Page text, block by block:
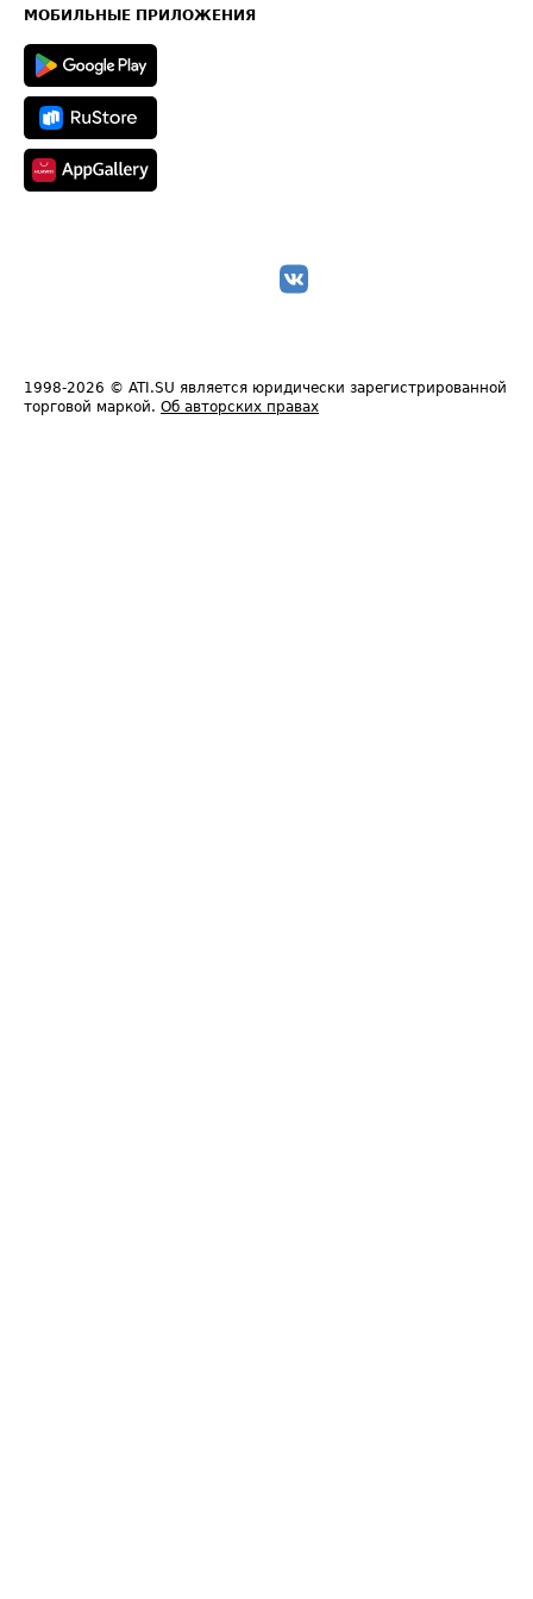
Техническая информация
МОБИЛЬНЫЕ ПРИЛОЖЕНИЯ
1998-2026 © ATI.SU является юридически зарегистрированной
торговой маркой. Об авторских правах